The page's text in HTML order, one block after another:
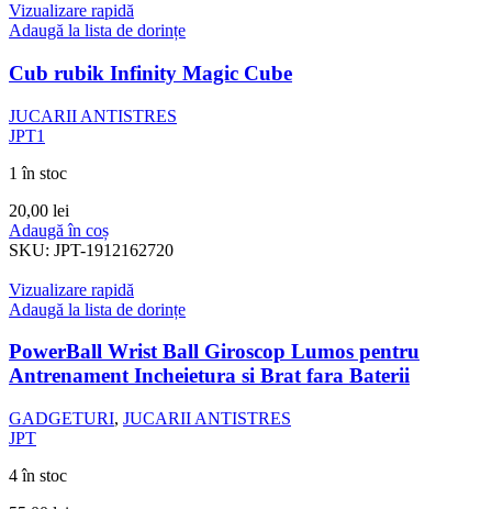
Vizualizare rapidă
Adaugă la lista de dorințe
Cub rubik Infinity Magic Cube
JUCARII ANTISTRES
JPT1
1 în stoc
20,00 lei
Adaugă în coș
SKU: JPT-1912162720
Vizualizare rapidă
Adaugă la lista de dorințe
PowerBall Wrist Ball Giroscop Lumos pentru
Antrenament Incheietura si Brat fara Baterii
GADGETURI, JUCARII ANTISTRES
JPT
4 în stoc